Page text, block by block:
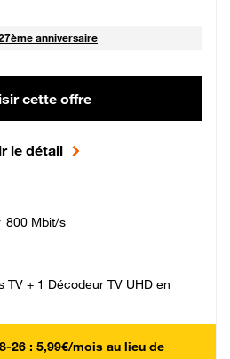
anniversaire
cette offre
le détail
800 Mbit/s
TV + 1 Décodeur TV UHD en
26 : 5,99€/mois au lieu de